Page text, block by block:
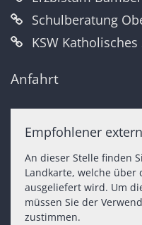
Schulberatung
KSW
Anfahrt
Empfohlener
An dieser Stelle finden
Landkarte, welche
ausgeliefert wird. Um
müssen Sie der
zustimmen.